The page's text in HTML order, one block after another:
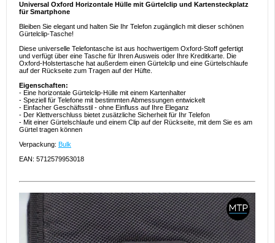
Universal Oxford Horizontale Hülle mit Gürtelclip und Kartensteckplatz
für Smartphone
Bleiben Sie elegant und halten Sie Ihr Telefon zugänglich mit dieser schönen
Gürtelclip-Tasche!
Diese universelle Telefontasche ist aus hochwertigem Oxford-Stoff gefertigt
und verfügt über eine Tasche für Ihren Ausweis oder Ihre Kreditkarte. Die
Oxford-Holstertasche hat außerdem einen Gürtelclip und eine Gürtelschlaufe
auf der Rückseite zum Tragen auf der Hüfte.
Eigenschaften:
- Eine horizontale Gürtelclip-Hülle mit einem Kartenhalter
- Speziell für Telefone mit bestimmten Abmessungen entwickelt
- Einfacher Geschäftsstil - ohne Einfluss auf Ihre Eleganz
- Der Klettverschluss bietet zusätzliche Sicherheit für Ihr Telefon
- Mit einer Gürtelschlaufe und einem Clip auf der Rückseite, mit dem Sie es am
Gürtel tragen können
Verpackung: Bulk
EAN: 5712579953018